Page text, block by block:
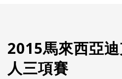
2015馬來西亞
人三項賽